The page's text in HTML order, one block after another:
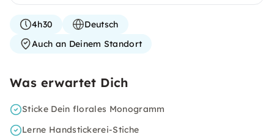
4h30
Deutsch
Auch an Deinem Standort
Was erwartet Dich
Sticke Dein florales Monogramm
Lerne Handstickerei-Stiche